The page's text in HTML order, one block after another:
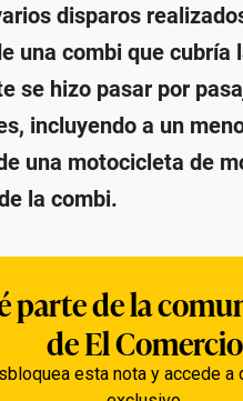
disparos
una combi que cubría
se hizo pasar por
incluyendo a un
una motocicleta de
la combi.